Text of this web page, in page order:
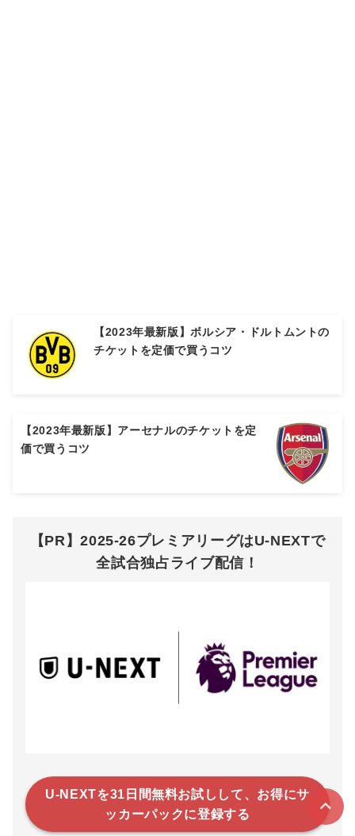
【2023年最新版】ボルシア・ドルトムントの
チケットを定価で買うコツ
【2023年最新版】アーセナルのチケットを定
価で買うコツ
【PR】2025-26プレミアリーグはU-NEXTで
全試合独占ライブ配信！
U-NEXTを31日間無料お試しして、お得にサ
ッカーパックに登録する